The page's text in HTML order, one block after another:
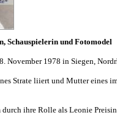
Schauspielerin und Fotomodel
November 1978 in Siegen,
Strate liiert und Mutter eines
ihre Rolle als Leonie